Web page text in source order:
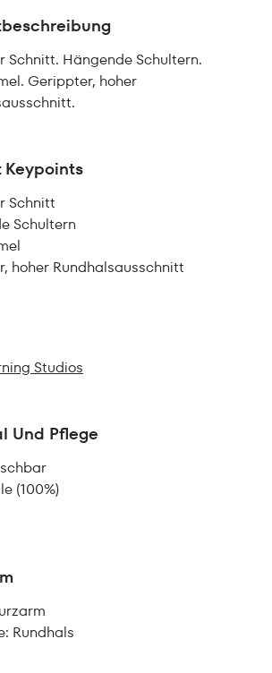
Schnitt. Hängende Schultern.
Gerippter, hoher
Keypoints
Schnitt
Schultern
hoher Rundhalsausschnitt
Studios
Und Pflege
(100%)
Rundhals